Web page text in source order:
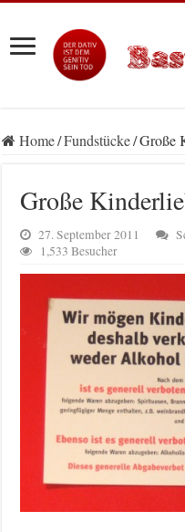
Home/Fundstücke/Große
Große
27. September 2011
1,533 Besucher